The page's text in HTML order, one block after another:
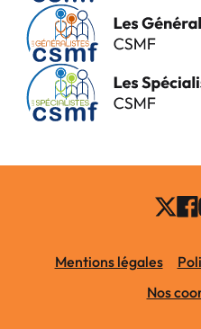
Mentions légales
Nos